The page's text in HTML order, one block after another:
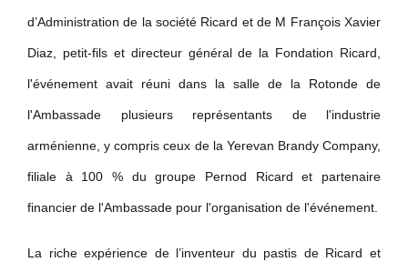
d’Administration de la société Ricard et de M François Xavier
Diaz, petit-fils et directeur général de la Fondation Ricard,
l'événement avait réuni dans la salle de la Rotonde de
l'Ambassade plusieurs représentants de l'industrie
arménienne, y compris ceux de la Yerevan Brandy Company,
filiale à 100 % du groupe Pernod Ricard et partenaire
financier de l'Ambassade pour l'organisation de l'événement.
La riche expérience de l’inventeur du pastis de Ricard et